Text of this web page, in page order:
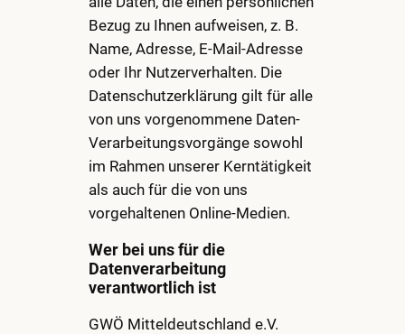
Bezug zu Ihnen aufweisen, z. B.
Name, Adresse, E-Mail-Adresse
oder Ihr Nutzerverhalten. Die
Datenschutzerklärung gilt für alle
von uns vorgenommene Daten-
Verarbeitungsvorgänge sowohl
im Rahmen unserer Kerntätigkeit
als auch für die von uns
vorgehaltenen Online-Medien.
Wer bei uns für die
Datenverarbeitung
verantwortlich ist
GWÖ Mitteldeutschland e.V.